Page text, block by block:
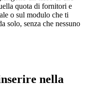
quota di fornitori e
o sul modulo che ti
solo, senza che nessuno
nella